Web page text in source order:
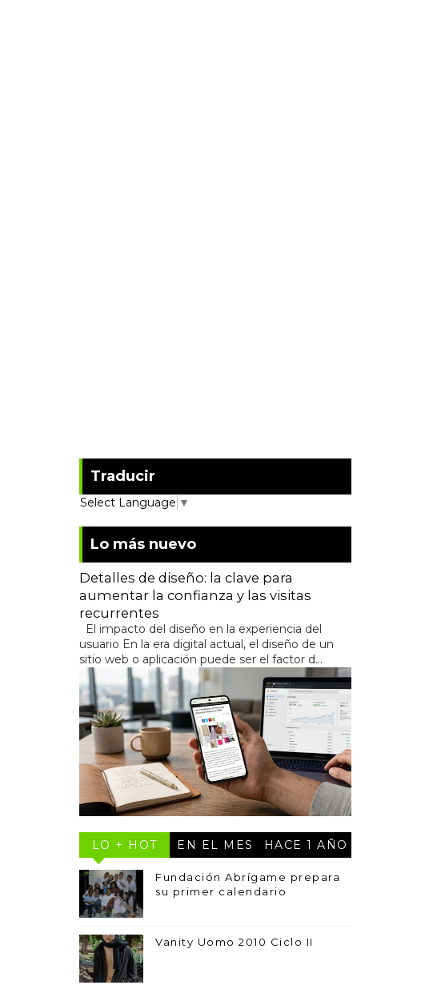
Traducir
Select Language ▼
Lo más nuevo
Detalles de diseño: la clave para
aumentar la confianza y las visitas
recurrentes
El impacto del diseño en la experiencia del
usuario En la era digital actual, el diseño de un
sitio web o aplicación puede ser el factor d...
LO + HOT EN EL MES HACE 1 AÑO
Fundación Abrígame prepara
su primer calendario
Vanity Uomo 2010 Ciclo II